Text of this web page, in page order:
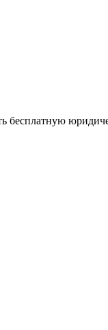
бесплатную